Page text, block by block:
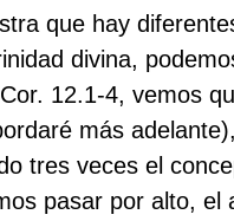
que hay
divina,
12.1-4, vemos
más
tres veces el
pasar por alto,